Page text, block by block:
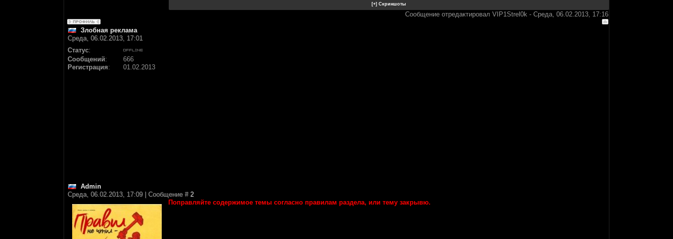
Сообщение отредактировал VIP1Strel0k - Среда, 06.02.2013, 17:16
Злобная реклама
Среда, 06.02.2013, 17:01
Статус:
Сообщений:
666
Регистрация: 01.02.2013
Аdmin
Среда, 06.02.2013, 17:09 | Сообщение # 2
Поправляйте содержимое темы согласно правилам раздела, или тему закрывю.